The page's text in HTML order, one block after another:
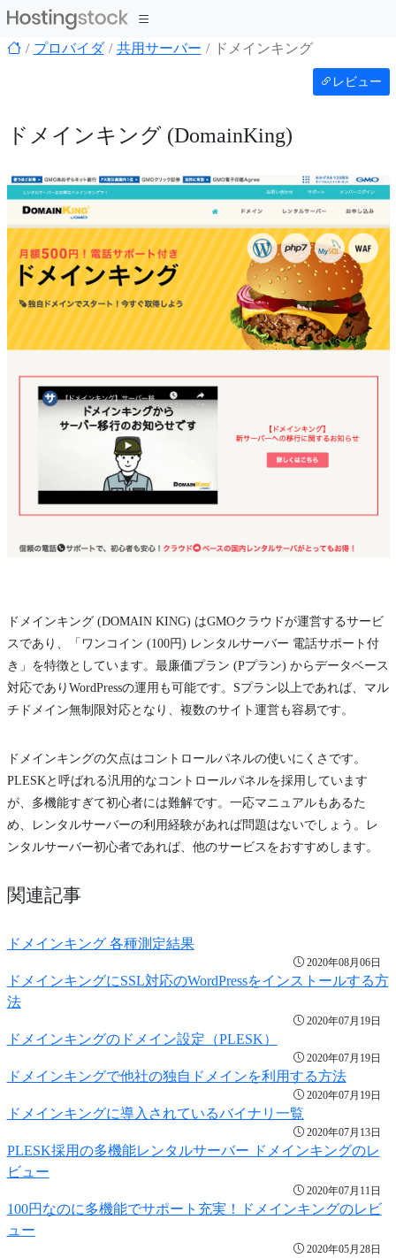
プロバイダ 共用サーバー ドメインキング
レビュー
ドメインキング (DomainKing)
ドメインキング (DOMAIN KING) はGMOクラウドが運営するサービ
スであり、「ワンコイン (100円) レンタルサーバー 電話サポート付
き」を特徴としています。最廉価プラン (Pプラン) からデータベース
対応でありWordPressの運用も可能です。Sプラン以上であれば、マル
チドメイン無制限対応となり、複数のサイト運営も容易です。
ドメインキングの欠点はコントロールパネルの使いにくさです。
PLESKと呼ばれる汎用的なコントロールパネルを採用しています
が、多機能すぎて初心者には難解です。一応マニュアルもあるた
め、レンタルサーバーの利用経験があれば問題はないでしょう。レ
ンタルサーバー初心者であれば、他のサービスをおすすめします。
関連記事
ドメインキング 各種測定結果
2020年08月06日
ドメインキングにSSL対応のWordPressをインストールする方
法
2020年07月19日
ドメインキングのドメイン設定（PLESK）
2020年07月19日
ドメインキングで他社の独自ドメインを利用する方法
2020年07月19日
ドメインキングに導入されているバイナリ一覧
2020年07月13日
PLESK採用の多機能レンタルサーバー ドメインキングのレ
ビュー
2020年07月11日
100円なのに多機能でサポート充実！ドメインキングのレビ
ュー
2020年05月28日